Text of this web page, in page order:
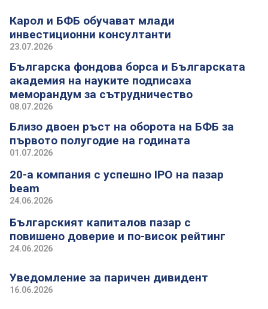
Карол и БФБ обучават млади
инвестиционни консултанти
23.07.2026
Българска фондова борса и Българската
академия на науките подписаха
меморандум за сътрудничество
08.07.2026
Близо двоен ръст на оборота на БФБ за
първото полугодие на годината
01.07.2026
20-а компания с успешно IPO на пазар
beam
24.06.2026
Българският капиталов пазар с
повишено доверие и по-висок рейтинг
24.06.2026
Уведомление за паричен дивидент
16.06.2026